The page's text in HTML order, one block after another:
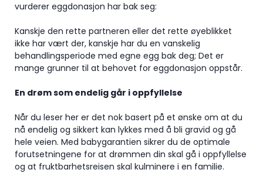
vurderer eggdonasjon har bak seg:
Kanskje den rette partneren eller det rette øyeblikket
ikke har vært der, kanskje har du en vanskelig
behandlingsperiode med egne egg bak deg; Det er
mange grunner til at behovet for eggdonasjon oppstår.
En drøm som endelig går i oppfyllelse
Når du leser her er det nok basert på et ønske om at du
nå endelig og sikkert kan lykkes med å bli gravid og gå
hele veien. Med babygarantien sikrer du de optimale
forutsetningene for at drømmen din skal gå i oppfyllelse
og at fruktbarhetsreisen skal kulminere i en familie.